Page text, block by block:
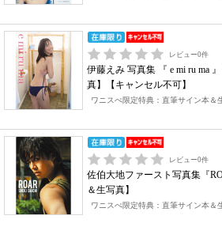
レビュー0件
伊藤えみ 写真集 『 e mi ru ma
真】【キャンセル不可】
ワニスぺ限定特典：直筆サイン本＆
レビュー0件
佐伯大地ファースト写真集『
＆生写真】
ワニスぺ限定特典：直筆サイン本＆